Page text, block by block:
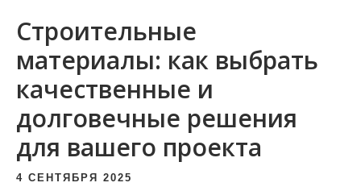
Строительные
материалы: как выбрать
качественные и
долговечные решения
для вашего проекта
4 СЕНТЯБРЯ 2025